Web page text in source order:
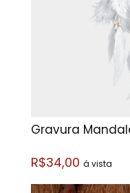
Gravura
R$34,00 á vista